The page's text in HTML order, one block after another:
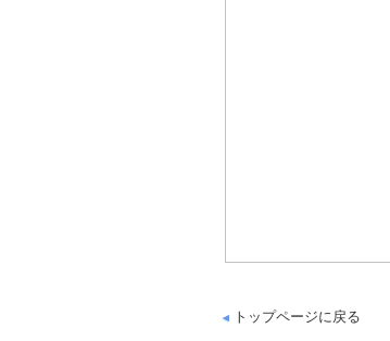
トップページに戻る